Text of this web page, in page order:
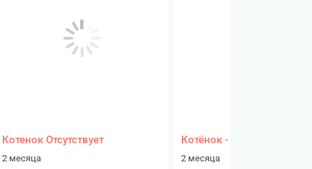
Котенок Отсутствует
2 месяца
Котёнок - девочка
2 месяца